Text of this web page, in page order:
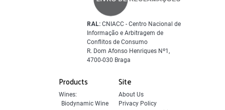
Products
Wines:
Biodynamic Wine
Site
About Us
Privacy Policy
RAL: CNIACC - Centro Nacional de
Informação e Arbitragem de
Conflitos de Consumo
R. Dom Afonso Henriques Nº1,
4700-030 Braga